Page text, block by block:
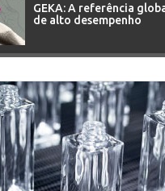
GEKA: A referência
de alto desempenho